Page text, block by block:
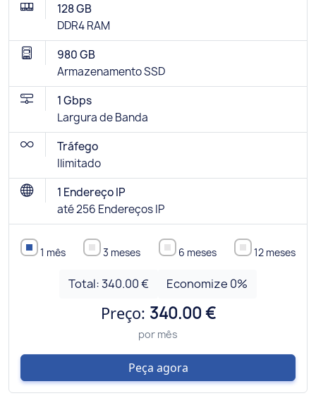
128 GB
DDR4 RAM
980 GB
Armazenamento SSD
1 Gbps
Largura de Banda
Tráfego
Ilimitado
1 Endereço IP
até 256 Endereços IP
1 mês 3 meses 6 meses 12 meses
Total:340.00 € Economize 0%
Preço: 340.00 €
por mês
Peça agora